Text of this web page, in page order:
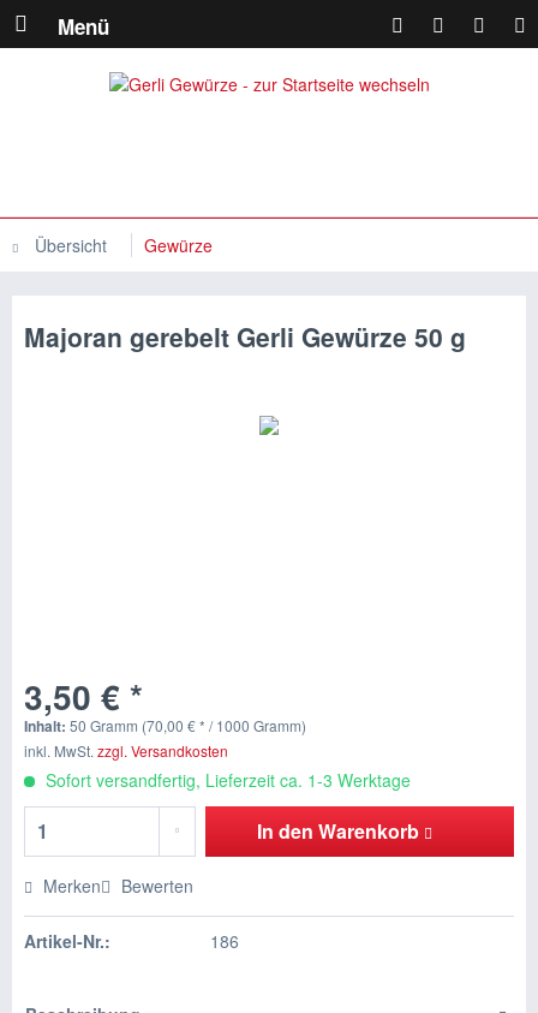
Menü
Übersicht Gewürze
Majoran gerebelt Gerli Gewürze 50 g
3,50 € *
Inhalt: 50 Gramm (70,00 € * / 1000 Gramm)
inkl. MwSt. zzgl. Versandkosten
Sofort versandfertig, Lieferzeit ca. 1-3 Werktage
In den Warenkorb
Merken Bewerten
Artikel-Nr.: 186